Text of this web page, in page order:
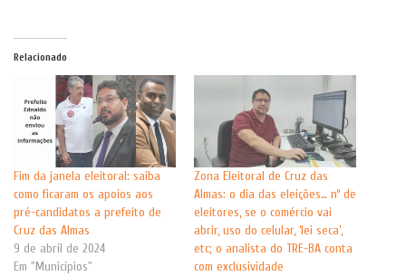
Relacionado
Fim da janela eleitoral: saiba
como ficaram os apoios aos
pré-candidatos a prefeito de
Cruz das Almas
9 de abril de 2024
Em "Municípios"
Zona Eleitoral de Cruz das
Almas: o dia das eleições… nº de
eleitores, se o comércio vai
abrir, uso do celular, ‘lei seca’,
etc; o analista do TRE-BA conta
com exclusividade